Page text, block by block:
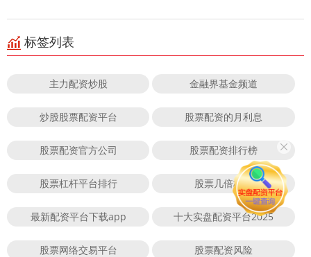
标签列表
主力配资炒股 金融界基金频道
炒股股票配资平台 股票配资的月利息
股票配资官方公司 股票配资排行榜
股票杠杆平台排行 股票几倍杠杆
最新配资平台下载app 十大实盘配资平台2025
股票网络交易平台 股票配资风险